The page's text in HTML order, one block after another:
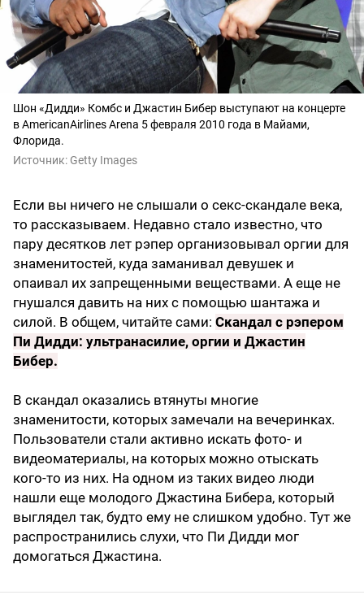
Шон «Дидди» Комбс и Джастин Бибер выступают на концерте
в AmericanAirlines Arena 5 февраля 2010 года в Майами,
Флорида.
Источник: Getty Images
Если вы ничего не слышали о секс-скандале века,
то рассказываем. Недавно стало известно, что
пару десятков лет рэпер организовывал оргии для
знаменитостей, куда заманивал девушек и
опаивал их запрещенными веществами. А еще не
гнушался давить на них с помощью шантажа и
силой. В общем, читайте сами: Скандал с рэпером
Пи Дидди: ультранасилие, оргии и Джастин
Бибер.
В скандал оказались втянуты многие
знаменитости, которых замечали на вечеринках.
Пользователи стали активно искать фото- и
видеоматериалы, на которых можно отыскать
кого-то из них. На одном из таких видео люди
нашли еще молодого Джастина Бибера, который
выглядел так, будто ему не слишком удобно. Тут же
распространились слухи, что Пи Дидди мог
домогаться Джастина.